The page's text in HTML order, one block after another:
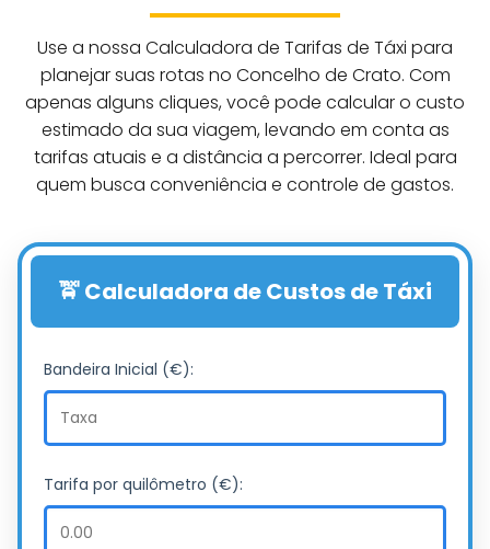
Use a nossa Calculadora de Tarifas de Táxi para
planejar suas rotas no Concelho de Crato. Com
apenas alguns cliques, você pode calcular o custo
estimado da sua viagem, levando em conta as
tarifas atuais e a distância a percorrer. Ideal para
quem busca conveniência e controle de gastos.
🚖 Calculadora de Custos de Táxi
Bandeira Inicial (€):
Tarifa por quilômetro (€):